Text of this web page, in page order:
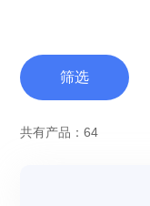
筛选
共有产品：64